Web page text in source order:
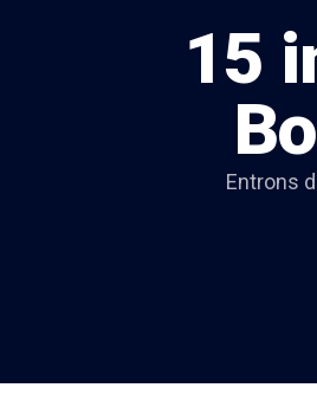
15
Entrons